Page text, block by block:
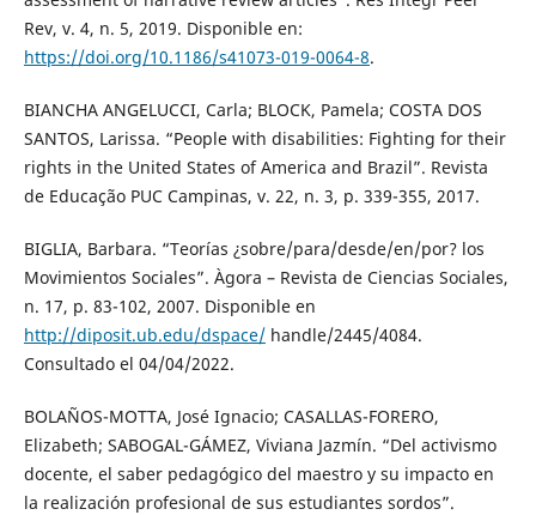
Rev, v. 4, n. 5, 2019. Disponible en:
https://doi.org/10.1186/s41073-019-0064-8.
BIANCHA ANGELUCCI, Carla; BLOCK, Pamela; COSTA DOS
SANTOS, Larissa. “People with disabilities: Fighting for their
rights in the United States of America and Brazil”. Revista
de Educação PUC Campinas, v. 22, n. 3, p. 339-355, 2017.
BIGLIA, Barbara. “Teorías ¿sobre/para/desde/en/por? los
Movimientos Sociales”. Àgora – Revista de Ciencias Sociales,
n. 17, p. 83-102, 2007. Disponible en
http://diposit.ub.edu/dspace/handle/2445/4084.
Consultado el 04/04/2022.
BOLAÑOS-MOTTA, José Ignacio; CASALLAS-FORERO,
Elizabeth; SABOGAL-GÁMEZ, Viviana Jazmín. “Del activismo
docente, el saber pedagógico del maestro y su impacto en
la realización profesional de sus estudiantes sordos”.